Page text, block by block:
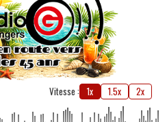
Vitesse : 1x 1.5x 2x